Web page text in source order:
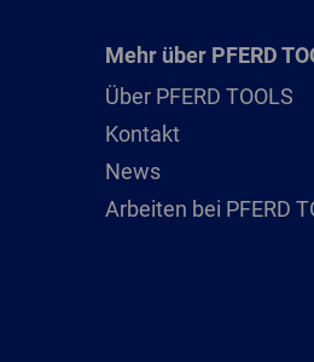
Mehr über PFERD
Über PFERD TOOLS
Kontakt
News
Arbeiten bei PFERD